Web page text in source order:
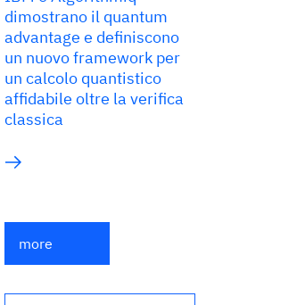
dimostrano il quantum
advantage e definiscono
un nuovo framework per
un calcolo quantistico
affidabile oltre la verifica
classica
more